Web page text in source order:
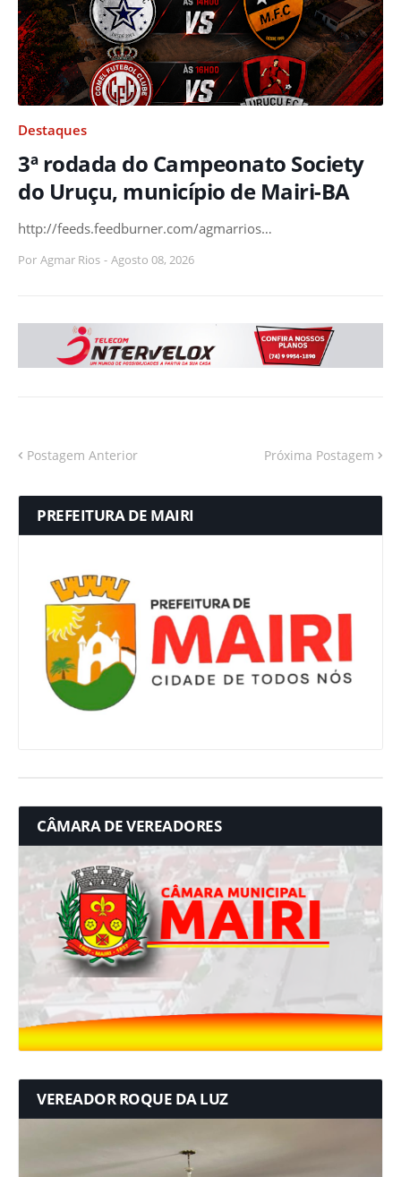
Destaques
3ª rodada do Campeonato Society
do Uruçu, município de Mairi-BA
http://feeds.feedburner.com/agmarrios…
Por Agmar Rios - Agosto 08, 2026
Postagem Anterior Próxima Postagem
PREFEITURA DE MAIRI
CÂMARA DE VEREADORES
VEREADOR ROQUE DA LUZ